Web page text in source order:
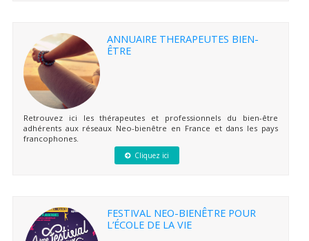
ANNUAIRE THERAPEUTES BIEN-
ÊTRE
Retrouvez ici les thérapeutes et professionnels du bien-être
adhérents aux réseaux Neo-bienêtre en France et dans les pays
francophones.
Cliquez ici
FESTIVAL NEO-BIENÊTRE POUR
L’ÉCOLE DE LA VIE